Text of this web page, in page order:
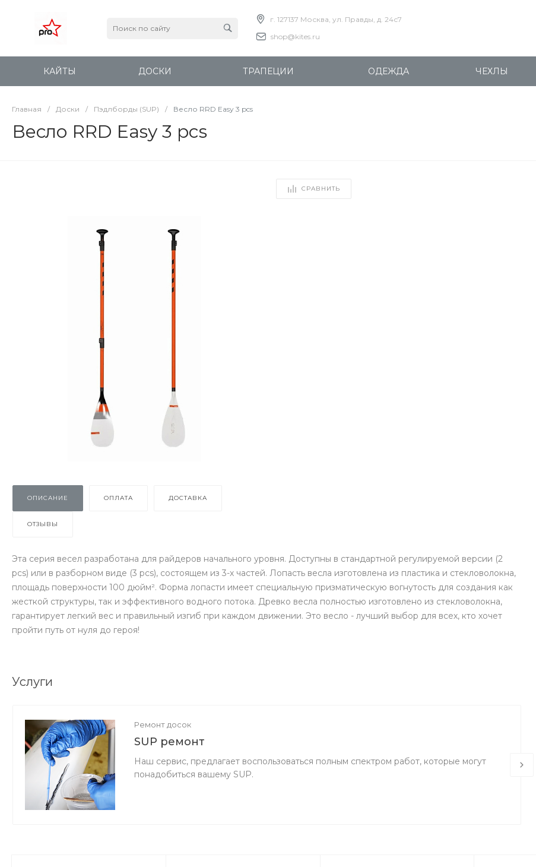
г. 127137 Москва, ул. Правды, д. 24с7
shop@kites.ru
КАЙТЫ ДОСКИ ТРАПЕЦИИ ОДЕЖДА ЧЕХЛЫ
Главная / Доски / Пэдлборды (SUP) / Весло RRD Easy 3 pcs
Весло RRD Easy 3 pcs
СРАВНИТЬ
ОПИСАНИЕ ОПЛАТА ДОСТАВКА
ОТЗЫВЫ
Эта серия весел разработана для райдеров начального уровня. Доступны в стандартной регулируемой версии (2
pcs) или в разборном виде (3 pcs), состоящем из 3-х частей. Лопасть весла изготовлена из пластика и стекловолокна,
площадь поверхности 100 дюйм². Форма лопасти имеет специальную призматическую вогнутость для создания как
жесткой структуры, так и эффективного водного потока. Древко весла полностью изготовлено из стекловолокна,
гарантирует легкий вес и правильный изгиб при каждом движении. Это весло - лучший выбор для всех, кто хочет
пройти путь от нуля до героя!
Услуги
Ремонт досок
SUP ремонт
Наш сервис, предлагает воспользоваться полным спектром работ, которые могут
понадобиться вашему SUP.